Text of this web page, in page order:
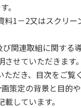
。
料1－2又はスクリー
関連取組に関する
せていただきます。
だき、目次をご覧
策定の背景と目的
しています。